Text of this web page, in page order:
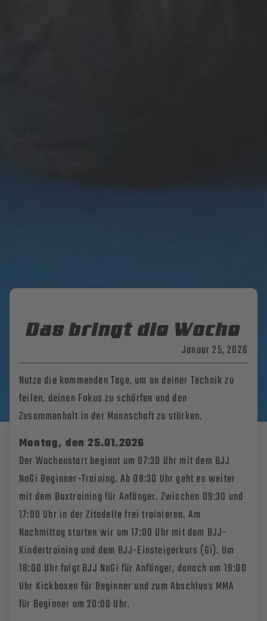
Das bringt die Woche
Januar 25, 2026
Nutze die kommenden Tage, um an deiner Technik zu
feilen, deinen Fokus zu schärfen und den
Zusammenhalt in der Mannschaft zu stärken.
Montag, den25.01.2026
Der Wochenstart beginnt um 07:30 Uhr mit dem BJJ
NoGi Beginner-Training. Ab 08:30 Uhr geht es weiter
mit dem Boxtraining für Anfänger. Zwischen 09:30 und
17:00 Uhr in der Zitadelle frei trainieren. Am
Nachmittag starten wir um 17:00 Uhr mit dem BJJ-
Kindertraining und dem BJJ-Einsteigerkurs (Gi). Um
18:00 Uhr folgt BJJ NoGi für Anfänger, danach um 19:00
Uhr Kickboxen für Beginner und zum Abschluss MMA
für Beginner um 20:00 Uhr.